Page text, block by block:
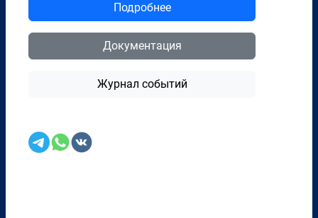
Подробнее
Документация
Журнал событий